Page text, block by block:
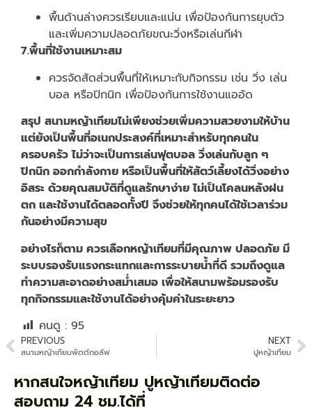
พื้นด้านล่างควรเรียบและแน่น เพื่อป้องกันการยุบตัว
และเพิ่มความปลอดภัยขณะวิ่งหรือเล่นกีฬา
7.พื้นที่ใช้งานเหมาะสม
ควรจัดสัดส่วนพื้นที่ให้เหมาะกับกิจกรรม เช่น วิ่ง เล่น
บอล หรือปิกนิก เพื่อป้องกันการใช้งานแออัด
สรุป สนามหญ้าเทียมไม่เพียงช่วยเพิ่มความสวยงามให้บ้าน
แต่ยังเป็นพื้นที่อเนกประสงค์ที่เหมาะสำหรับทุกคนใน
ครอบครัว ไม่ว่าจะเป็นการเล่นฟุตบอล วิ่งเล่นกับลูก ๆ
ปิกนิก ออกกำลังกาย หรือเป็นพื้นที่ให้สัตว์เลี้ยงได้วิ่งอย่าง
อิสระ ด้วยคุณสมบัติที่ดูแลรักษาง่าย ไม่เป็นโคลนหลังฝน
ตก และใช้งานได้ตลอดทั้งปี จึงช่วยให้ทุกคนได้ใช้เวลาร่วม
กันอย่างมีความสุข
อย่างไรก็ตาม ควรเลือกหญ้าเทียมที่มีคุณภาพ ปลอดภัย มี
ระบบรองรับแรงกระแทกและการระบายน้ำที่ดี รวมถึงดูแล
ทำความสะอาดอย่างสม่ำเสมอ เพื่อให้สนามพร้อมรองรับ
ทุกกิจกรรมและใช้งานได้อย่างคุ้มค่าในระยะยาว
คนดู : 95
PREVIOUS
สนามหญ้าเทียมพัตต์กอล์ฟ
NEXT
ปูหญ้าเทียม
หากสนใจหญ้าเทียม ปูหญ้าเทียมติดต่อ​
สอบถาม 24 ชม.ได้ที่